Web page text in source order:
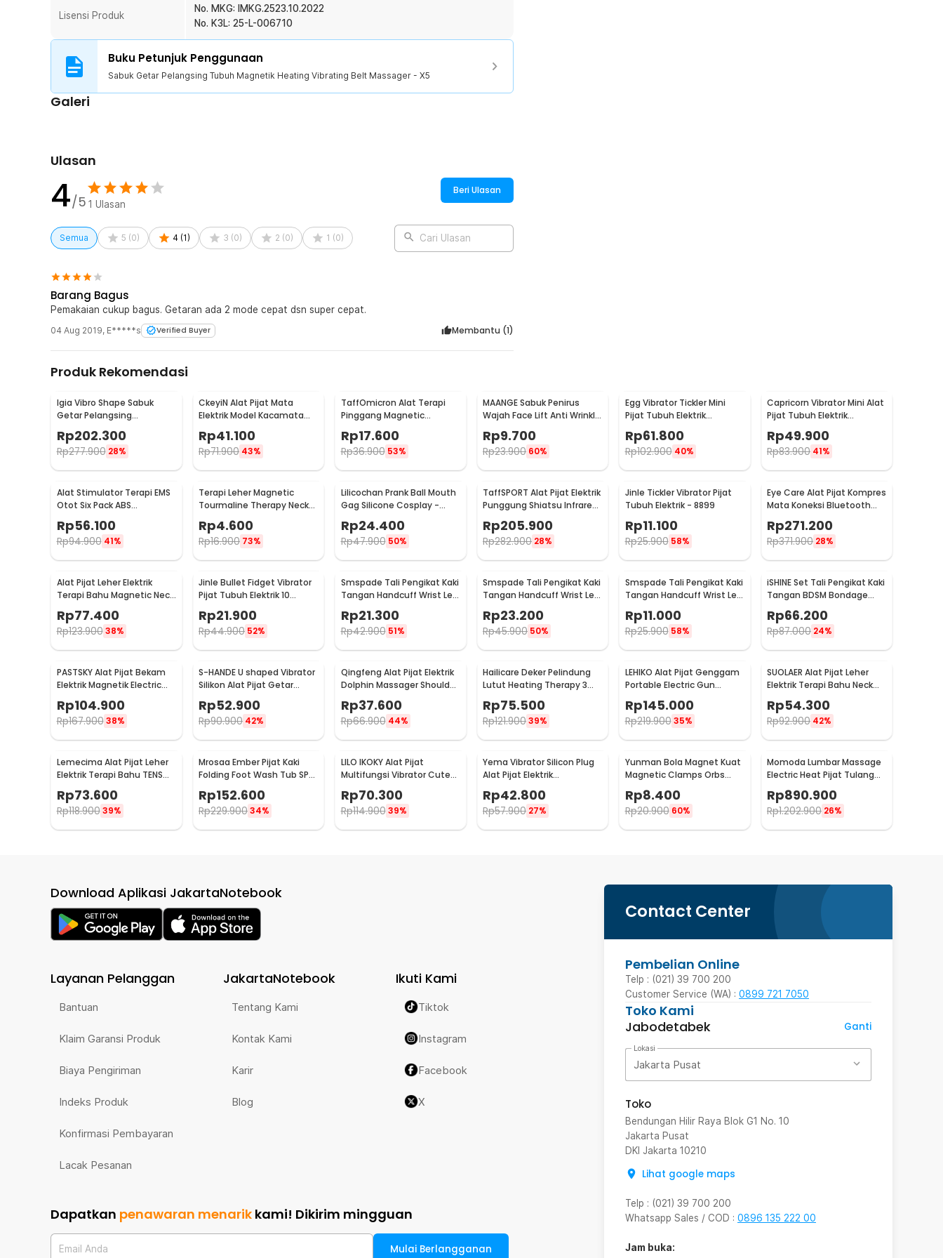
Material EVA Nyaman dan Ringan
penggunaan jangka panjang tanpa terasa kaku atau mengganggu pergerakan.
Kelengkapan Produk
1 x Panduan Penggunaan
Lisensi Produk
No. MKG: IMKG.2523.10.2022
No. K3L: 25-L-006710
Buku Petunjuk Penggunaan
Sabuk Getar Pelangsing Tubuh Magnetik Heating Vibrating Belt Massager - X5
Galeri
Ulasan
4/5 1 Ulasan
Beri Ulasan
Semua 5 (0) 4 (1) 3 (0) 2 (0) 1 (0) Cari Ulasan
Barang Bagus
Pemakaian cukup bagus. Getaran ada 2 mode cepat dsn super cepat.
04 Aug 2019, E*****s Verified Buyer Membantu (1)
Produk Rekomendasi
Igia Vibro Shape Sabuk
Getar Pelangsing
Professional Slimming 55W
- MC0138
Rp202.300
Rp277.900 28%
CkeyiN Alat Pijat Mata
Elektrik Model Kacamata
Rp41.100
Rp71.900 43%
TaffOmicron Alat Terapi
Pinggang Magnetic
Tourmaline Nylon Size L
Rp17.600
Rp36.900 53%
MAANGE Sabuk Penirus
Wajah Face Lift Anti Wrinkle
Rp9.700
Rp23.900 60%
Egg Vibrator Tickler Mini
Pijat Tubuh Elektrik
Multifungsi with Remote -
11829
Rp61.800
Rp102.900 40%
Capricorn Vibrator Mini Alat
Pijat Tubuh Elektrik
Rp49.900
Rp83.900 41%
Alat Stimulator Terapi EMS
Otot Six Pack ABS
Abdominal Muscle - 068R2
Rp56.100
Rp94.900 41%
Terapi Leher Magnetic
Tourmaline Therapy Neck
Massager - DA-3484
Rp4.600
Rp16.900 73%
Lilicochan Prank Ball Mouth
Gag Silicone Cosplay -
Rp24.400
Rp47.900 50%
TaffSPORT Alat Pijat Elektrik
Punggung Shiatsu Infrared
Rp205.900
Rp282.900 28%
Jinle Tickler Vibrator Pijat
Tubuh Elektrik - 8899
Rp11.100
Rp25.900 58%
Eye Care Alat Pijat Kompres
Mata Koneksi Bluetooth
Rp271.200
Rp371.900 28%
Alat Pijat Leher Elektrik
Terapi Bahu Magnetic Neck
Rp77.400
Rp123.900 38%
Jinle Bullet Fidget Vibrator
Pijat Tubuh Elektrik 10
Rp21.900
Rp44.900 52%
Smspade Tali Pengikat Kaki
Tangan Handcuff Wrist Leg
BDSM - PCT4
Rp21.300
Rp42.900 51%
Smspade Tali Pengikat Kaki
Tangan Handcuff Wrist Leg
BDSM - 00632
Rp23.200
Rp45.900 50%
Smspade Tali Pengikat Kaki
Tangan Handcuff Wrist Leg
Rp11.000
Rp25.900 58%
iSHINE Set Tali Pengikat Kaki
Tangan BDSM Bondage
Sets Rope - BD15
Rp66.200
Rp87.000 24%
PASTSKY Alat Pijat Bekam
Elektrik Magnetik Electric
Rp104.900
Rp167.900 38%
S-HANDE U shaped Vibrator
Silikon Alat Pijat Getar
Rp52.900
Rp90.900 42%
Qingfeng Alat Pijat Elektrik
Dolphin Massager Shoulder
Vibration USB - HK668
Rp37.600
Rp66.900 44%
Hailicare Deker Pelindung
Lutut Heating Therapy 3
Rp75.500
Rp121.90039%
LEHIKO Alat Pijat Genggam
Portable Electric Gun
KH-320
Rp145.000
Rp219.900 35%
SUOLAER Alat Pijat Leher
Elektrik Terapi Bahu Neck
Massager - KS-996-1D
Rp54.300
Rp92.900 42%
Lemecima Alat Pijat Leher
Elektrik Terapi Bahu TENS
Neck Massager - JT-808
Rp73.600
Rp118.900 39%
Mrosaa Ember Pijat Kaki
Folding Foot Wash Tub SPA
Sauna Massage Bucket -
7981
Rp152.600
Rp229.90034%
LILO IKOKY Alat Pijat
Multifungsi Vibrator Cute
Pig Electric - HL-1907
Rp70.300
Rp114.900 39%
Yema Vibrator Silicon Plug
Alat Pijat Elektrik
Multifungsi - A1582
Rp42.800
Rp57.900 27%
Yunman Bola Magnet Kuat
Magnetic Clamps Orbs
Multifungsi 1cm 2 PCS -
BD05
Rp8.400
Rp20.900 60%
Momoda Lumbar Massage
Electric Heat Pijat Tulang
Belakang - SX351
Rp890.900
Rp1.202.900 26%
Contact Center
Pembelian Online
Telp : (021) 39 700 200
Customer Service (WA) : 0899 721 7050
Toko Kami
Jabodetabek
Ganti
Lokasi
Jakarta Pusat
Toko
Bendungan Hilir Raya Blok G1 No. 10
Jakarta Pusat
DKI Jakarta 10210
Lihat google maps
Telp : (021) 39 700 200
Whatsapp Sales / COD : 0896 135 222 00
Jam buka:
Download Aplikasi JakartaNotebook
Layanan Pelanggan
Bantuan
Klaim Garansi Produk
Biaya Pengiriman
Indeks Produk
Konfirmasi Pembayaran
Lacak Pesanan
JakartaNotebook
Tentang Kami
Kontak Kami
Karir
Blog
Ikuti Kami
Tiktok
Instagram
Facebook
X
Dapatkan penawaran menarik kami! Dikirim mingguan
Email Anda Mulai Berlangganan